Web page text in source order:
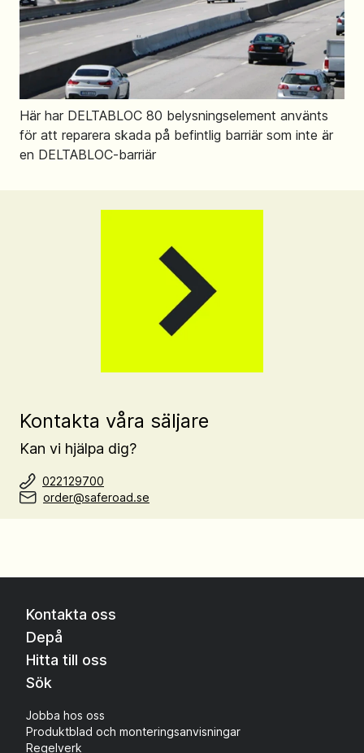
Här har DELTABLOC 80 belysningselement använts
för att reparera skada på befintlig barriär som inte är
en DELTABLOC-barriär
Kontakta våra säljare
Kan vi hjälpa dig?
022129700
order@saferoad.se
Kontakta oss
Depå
Hitta till oss
Sök
Jobba hos oss
Produktblad och monteringsanvisningar
Regelverk